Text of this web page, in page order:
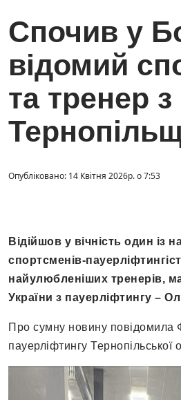
Спочив у
відомий
та тренер з
Опубліковано: 14 Квітня 2026р. о 7:53
Відійшов у вічність один із
спортсменів-
найулюбленіших тренерів,
України з пауерліфтингу –
Про сумну новину повідомила
пауерліфтингу Тернопільської